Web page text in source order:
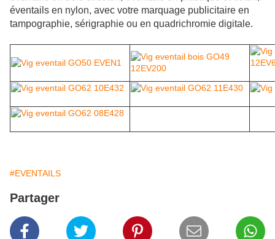
éventails en nylon, avec votre marquage publicitaire en
tampographie, sérigraphie ou en quadrichromie digitale.
#EVENTAILS
Partager